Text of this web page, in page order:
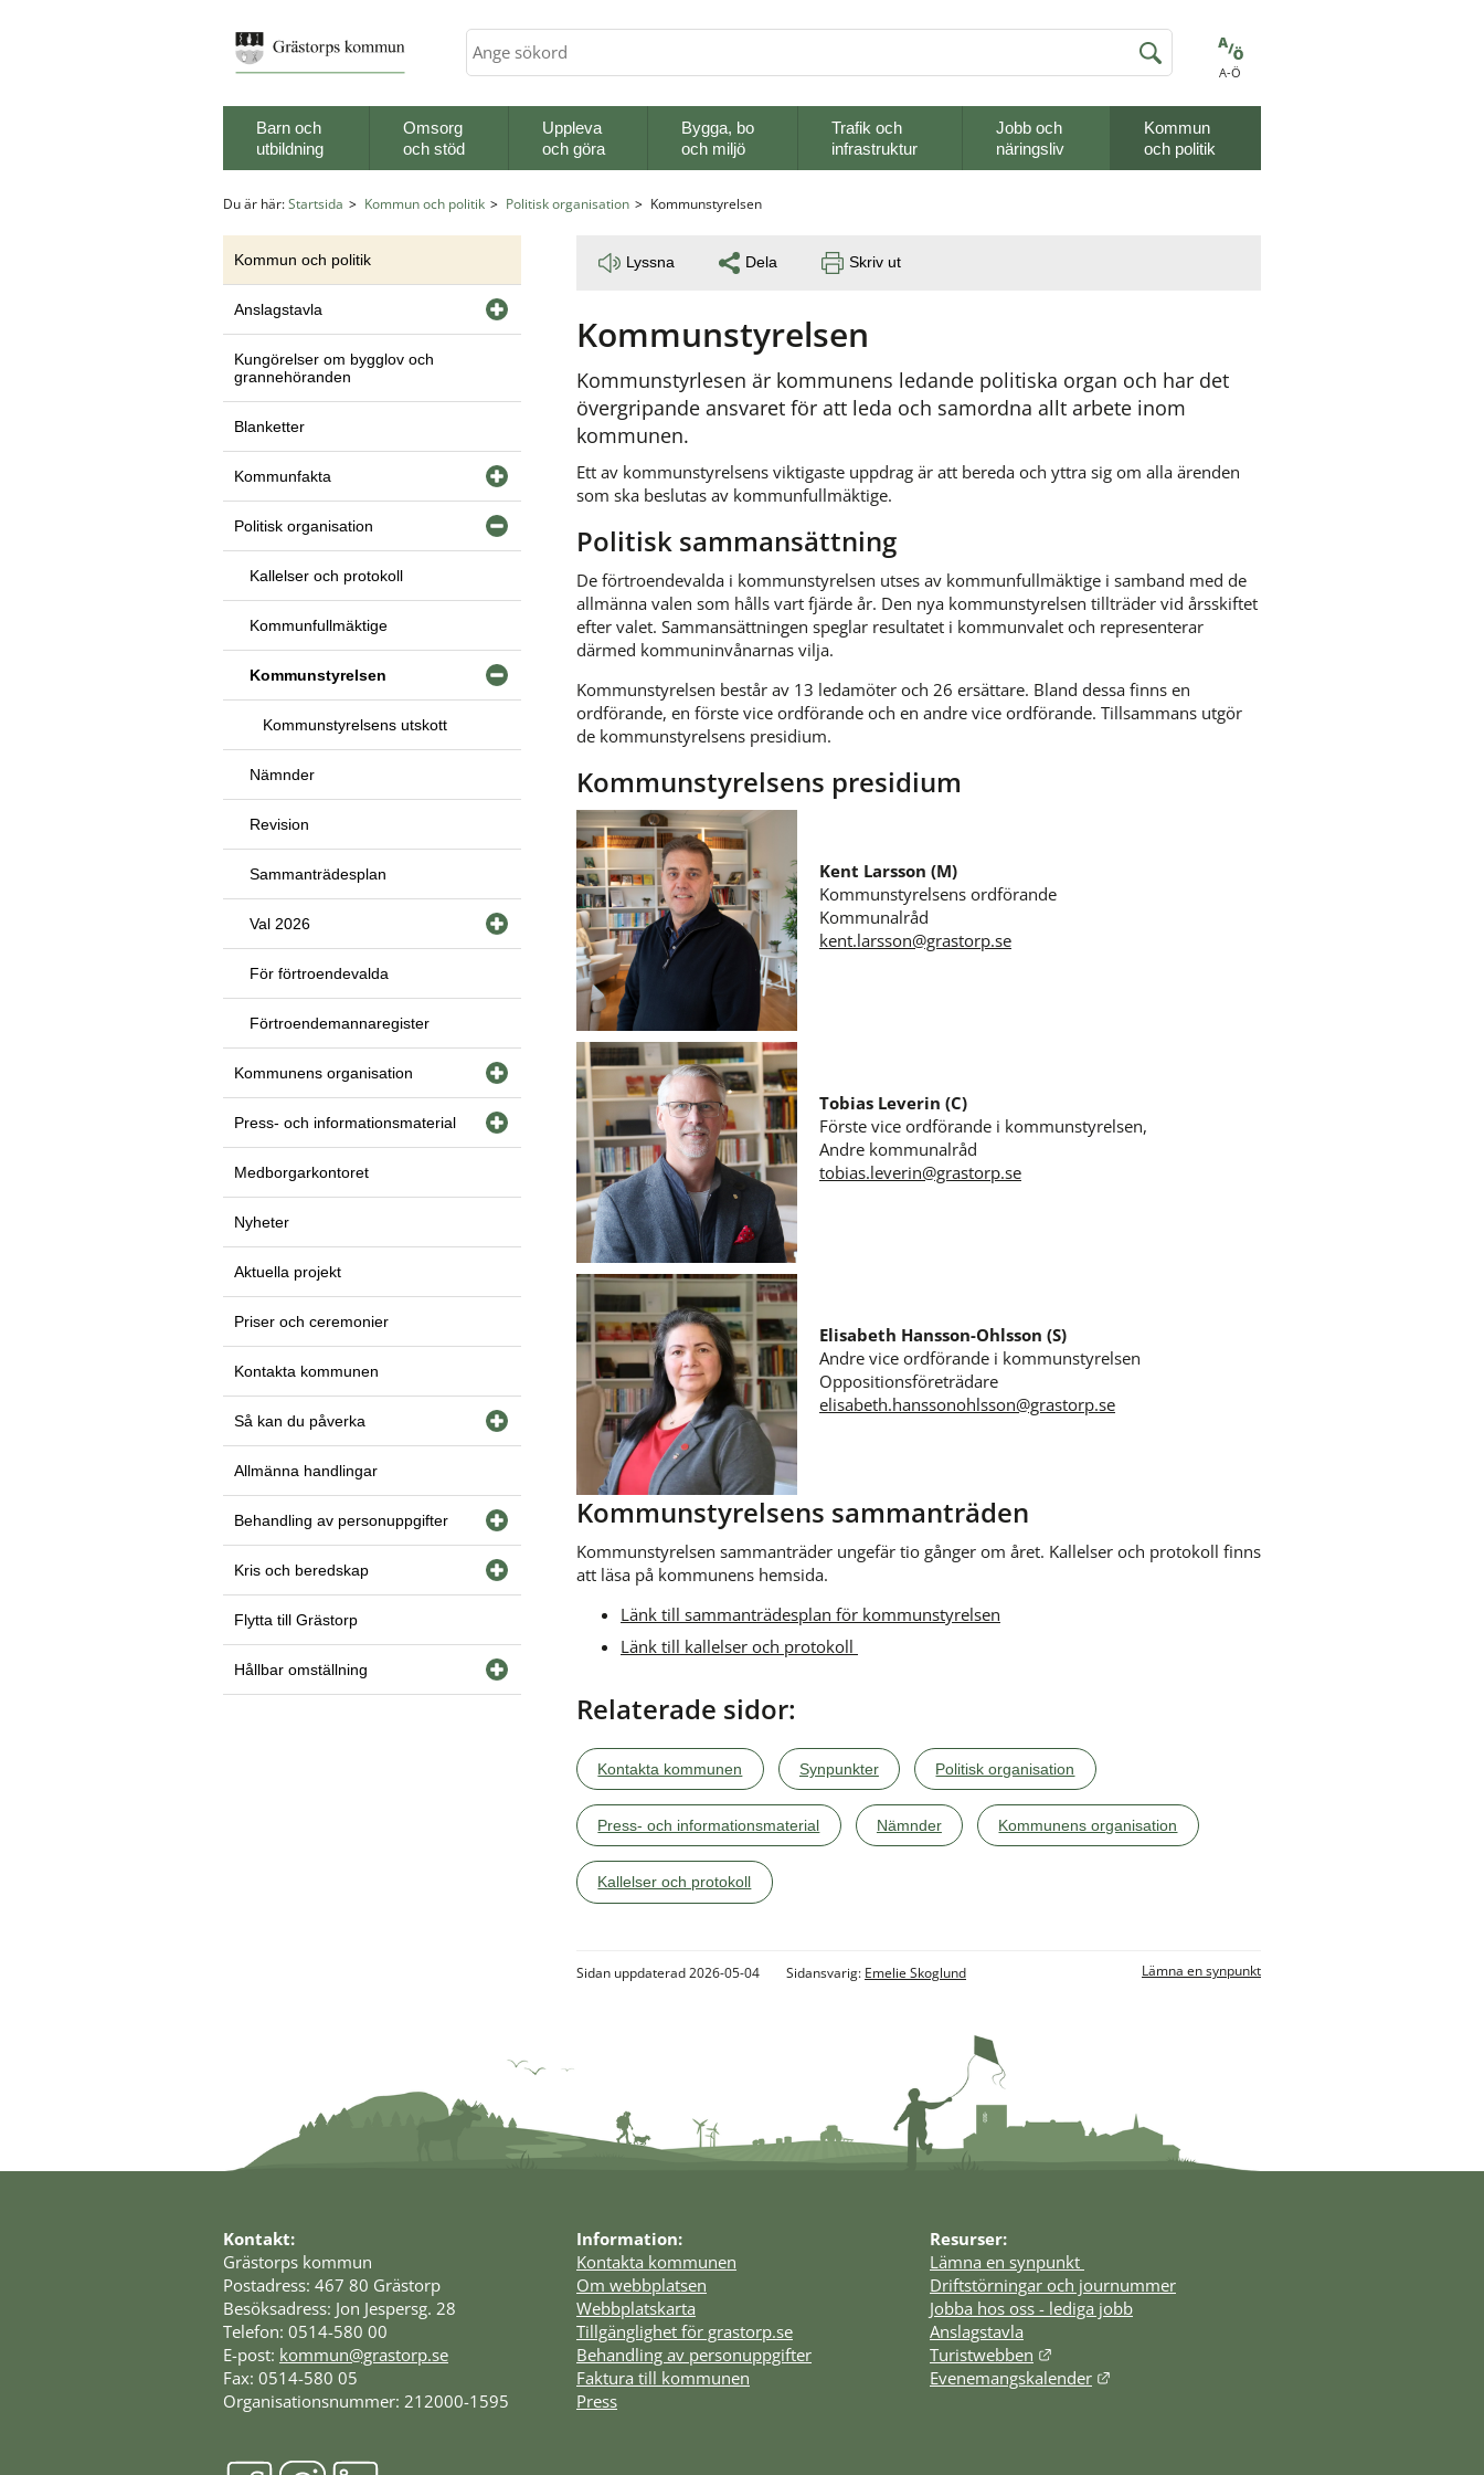
Sök
A-Ö
Barn och
utbildning
Omsorg
och stöd
Uppleva
och göra
Bygga, bo
och miljö
Trafik och
infrastruktur
Jobb och
näringsliv
Kommun
och politik
Du är här:Startsida Kommun och politik Politisk organisation Kommunstyrelsen
Kommun och politik
Anslagstavla
Kungörelser om bygglov och
grannehöranden
Blanketter
Kommunfakta
Politisk organisation
Kallelser och protokoll
Kommunfullmäktige
Kommunstyrelsen
Kommunstyrelsens utskott
Nämnder
Revision
Sammanträdesplan
Val 2026
För förtroendevalda
Förtroendemannaregister
Kommunens organisation
Press- och informationsmaterial
Medborgarkontoret
Nyheter
Aktuella projekt
Priser och ceremonier
Kontakta kommunen
Så kan du påverka
Allmänna handlingar
Behandling av personuppgifter
Kris och beredskap
Flytta till Grästorp
Hållbar omställning
Lyssna Dela Skriv ut
Kommunstyrelsen
Kommunstyrlesen är kommunens ledande politiska organ och har det
övergripande ansvaret för att leda och samordna allt arbete inom
kommunen.
Ett av kommunstyrelsens viktigaste uppdrag är att bereda och yttra sig om alla ärenden
som ska beslutas av kommunfullmäktige.
Politisk sammansättning
De förtroendevalda i kommunstyrelsen utses av kommunfullmäktige i samband med de
allmänna valen som hålls vart fjärde år. Den nya kommunstyrelsen tillträder vid årsskiftet
efter valet. Sammansättningen speglar resultatet i kommunvalet och representerar
därmed kommuninvånarnas vilja.
Kommunstyrelsen består av 13 ledamöter och 26 ersättare. Bland dessa finns en
ordförande, en förste vice ordförande och en andre vice ordförande. Tillsammans utgör
de kommunstyrelsens presidium.
Kommunstyrelsens presidium
Kent Larsson (M)
Kommunstyrelsens ordförande
Kommunalråd
kent.larsson@grastorp.se
Tobias Leverin (C)
Förste vice ordförande i kommunstyrelsen,
Andre kommunalråd
tobias.leverin@grastorp.se
Elisabeth Hansson-Ohlsson (S)
Andre vice ordförande i kommunstyrelsen
Oppositionsföreträdare
elisabeth.hanssonohlsson@grastorp.se
Kommunstyrelsens sammanträden
Kommunstyrelsen sammanträder ungefär tio gånger om året. Kallelser och protokoll finns
att läsa på kommunens hemsida.
Länk till sammanträdesplan för kommunstyrelsen
Länk till kallelser och protokoll
Relaterade sidor:
Kontakta kommunen Synpunkter Politisk organisation
Press- och informationsmaterial Nämnder Kommunens organisation
Kallelser och protokoll
Sidan uppdaterad 2026-05-04 Sidansvarig: Emelie Skoglund Lämna en synpunkt
Kontakt:
Grästorps kommun
Postadress: 467 80 Grästorp
Besöksadress: Jon Jespersg. 28
Telefon: 0514-580 00
E-post: kommun@grastorp.se
Fax: 0514-580 05
Organisationsnummer: 212000-1595
Information:
Kontakta kommunen
Om webbplatsen
Webbplatskarta
Tillgänglighet för grastorp.se
Behandling av personuppgifter
Faktura till kommunen
Press
Resurser:
Lämna en synpunkt
Driftstörningar och journummer
Jobba hos oss - lediga jobb
Anslagstavla
Turistwebben
Länk till annan webbplats.
Evenemangskalender
Länk till annan webbplats.